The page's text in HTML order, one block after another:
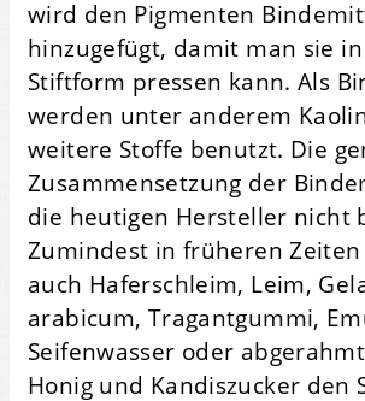
wird den Pigmenten
hinzugefügt, damit man sie
Stiftform pressen kann. Als
werden unter anderem
weitere Stoffe benutzt. Die
Zusammensetzung der
die heutigen Hersteller nicht
Zumindest in früheren
auch Haferschleim, Leim,
arabicum, Tragantgummi,
Seifenwasser oder
Honig und Kandiszucker den